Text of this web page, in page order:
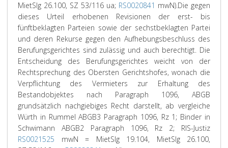
MietSlg 26.100, SZ 53/116 ua; RS0020841 mwN).Die gegen
dieses Urteil erhobenen Revisionen der erst- bis
fünftbeklagten Parteien sowie der sechstbeklagten Partei
und deren Rekurse gegen den Aufhebungsbeschluss des
Berufungsgerichtes sind zulässig und auch berechtigt. Die
Entscheidung des Berufungsgerichtes weicht von der
Rechtsprechung des Obersten Gerichtshofes, wonach die
Verpflichtung des Vermieters zur Erhaltung des
Bestandobjektes nach Paragraph 1096, ABGB
grundsätzlich nachgiebiges Recht darstellt, ab vergleiche
Würth in Rummel ABGB3 Paragraph 1096, Rz 1; Binder in
Schwimann ABGB2 Paragraph 1096, Rz 2; RIS-Justiz
RS0021525 mwN = MietSlg 19.104, MietSlg 26.100,